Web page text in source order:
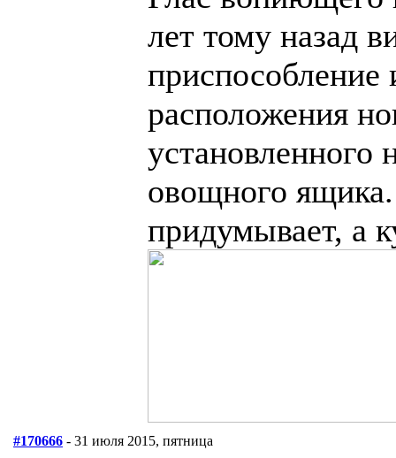
лет тому назад
приспособление
расположения
установленного
овощного
придумывает, а
#170666 - 31 июля 2015, пятница